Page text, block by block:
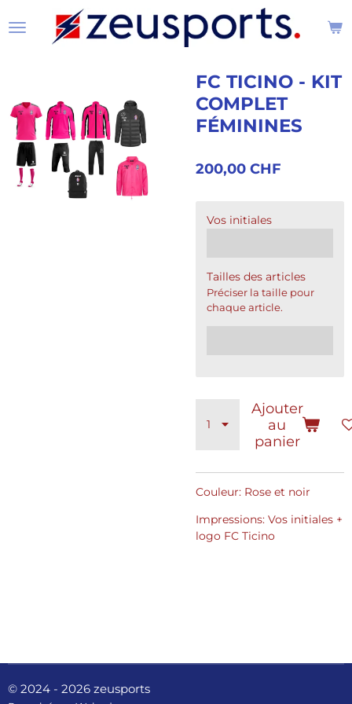
au
FC TICINO - KIT
COMPLET
FÉMININES
200,00 CHF
Vos initiales
Tailles des articles
Préciser la taille pour
chaque article.
Ajouter
au
panier
Couleur: Rose et noir
Impressions: Vos initiales +
logo FC Ticino
© 2024 - 2026 zeusports